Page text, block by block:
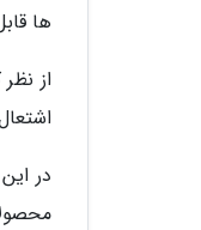
ها
از
در